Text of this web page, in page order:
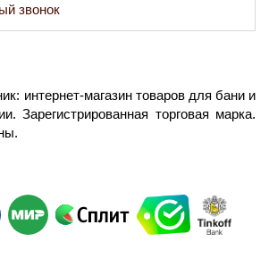
звонок
интернет-магазин товаров для бани и
Зарегистрированная торговая марка.